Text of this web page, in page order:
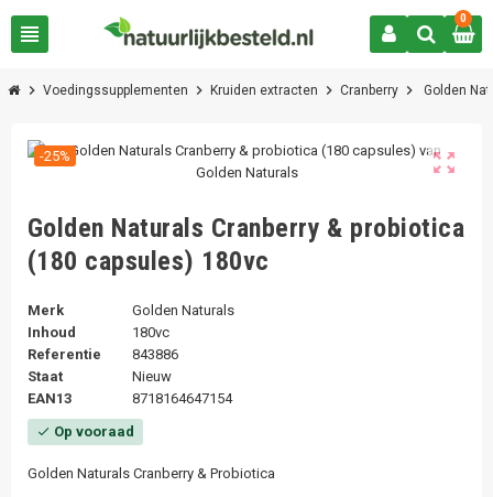
view_headline
0
chevron_right Voedingssupplementen chevron_right Kruiden extracten chevron_right Cranberry chevron_right Golden
zoom_out_map
-25%
Golden Naturals Cranberry & probiotica
(180 capsules) 180vc
Merk
Golden Naturals
Inhoud
180vc
Referentie
843886
Staat
Nieuw
EAN13
8718164647154
check Op vooraad
Golden Naturals Cranberry & Probiotica